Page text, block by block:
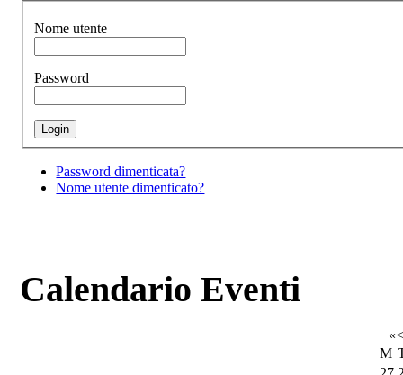
Nome utente
Password
Password dimenticata?
Nome utente dimenticato?
Calendario Eventi
«<
M